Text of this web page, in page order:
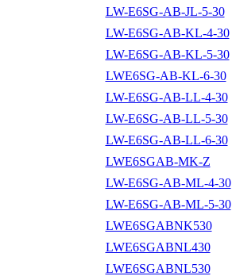
LW-E6SG-AB-JL-5-30
LW-E6SG-AB-KL-4-30
LW-E6SG-AB-KL-5-30
LWE6SG-AB-KL-6-30
LW-E6SG-AB-LL-4-30
LW-E6SG-AB-LL-5-30
LW-E6SG-AB-LL-6-30
LWE6SGAB-MK-Z
LW-E6SG-AB-ML-4-30
LW-E6SG-AB-ML-5-30
LWE6SGABNK530
LWE6SGABNL430
LWE6SGABNL530